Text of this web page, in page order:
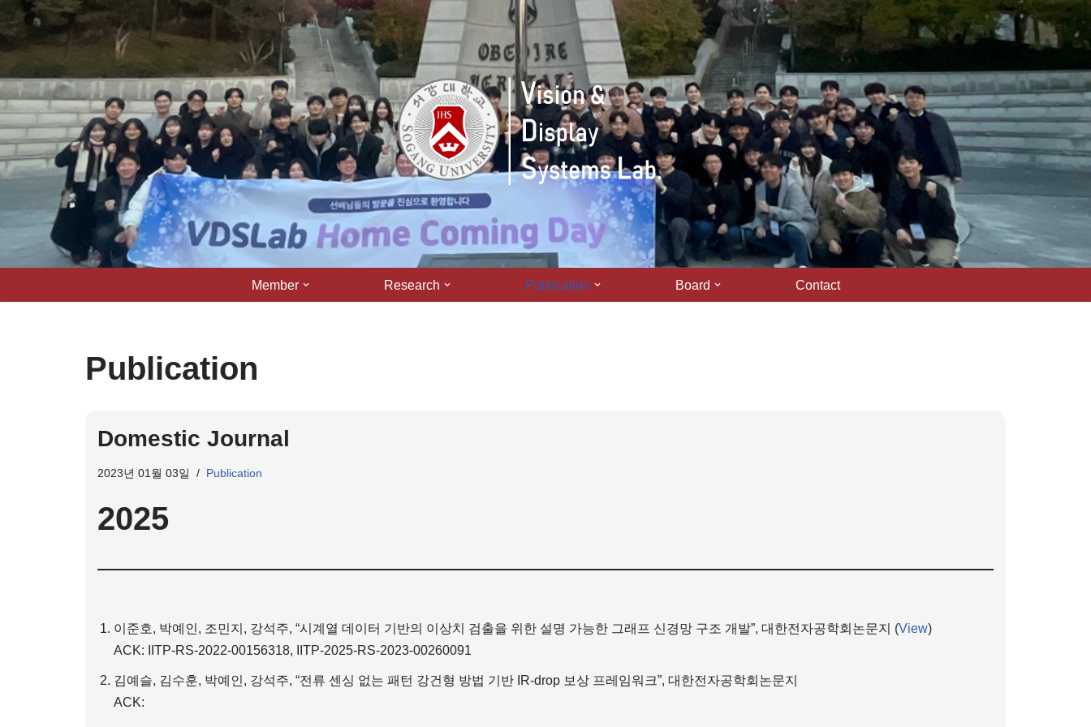
츠
로
건
너
뛰
Member Research Publication Board Contact
Publication
Domestic Journal
2023년 01월 03일 Publication
2025
이준호, 박예인, 조민지, 강석주, “시계열 데이터 기반의 이상치 검출을 위한 설명 가능한 그래프 신경망 구조 개발”, 대한전자공학회논문지 (View)
ACK: IITP-RS-2022-00156318, IITP-2025-RS-2023-00260091
김예슬, 김수훈, 박예인, 강석주, “전류 센싱 없는 패턴 강건형 방법 기반 IR-drop 보상 프레임워크”, 대한전자공학회논문지
ACK: